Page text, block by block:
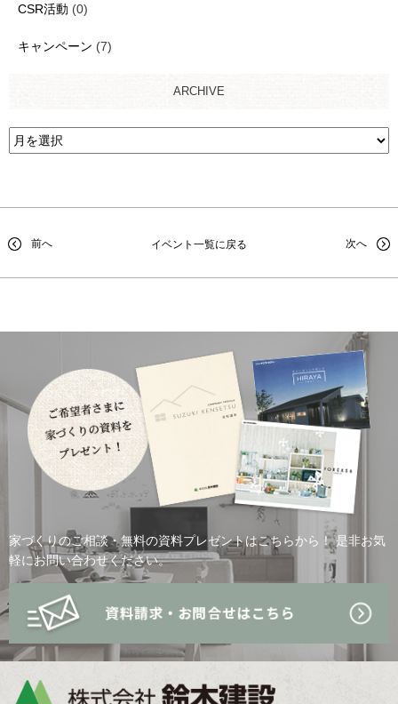
CSR活動 (0)
キャンペーン (7)
ARCHIVE
イベント一覧に戻る
前へ 次へ
家づくりのご相談・無料の資料プレゼントはこちらから！是非お気
軽にお問い合わせください。